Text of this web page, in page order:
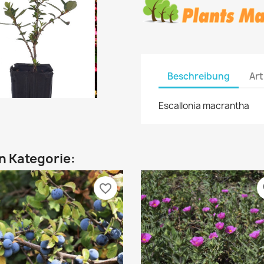
Beschreibung
Escallonia macrantha
Kategorie:
favorite_border